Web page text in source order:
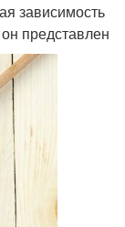
зависимость
представлен